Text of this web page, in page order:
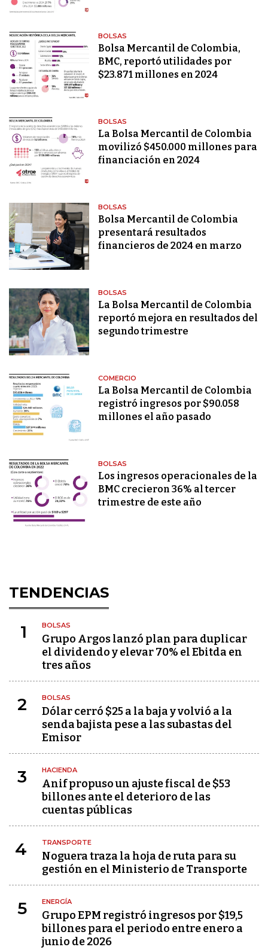
BOLSAS
Bolsa Mercantil de Colombia,
BMC, reportó utilidades por
$23.871 millones en 2024
BOLSAS
La Bolsa Mercantil de Colombia
movilizó $450.000 millones para
financiación en 2024
BOLSAS
Bolsa Mercantil de Colombia
presentará resultados
financieros de 2024 en marzo
BOLSAS
La Bolsa Mercantil de Colombia
reportó mejora en resultados del
segundo trimestre
COMERCIO
La Bolsa Mercantil de Colombia
registró ingresos por $90.058
millones el año pasado
BOLSAS
Los ingresos operacionales de la
BMC crecieron 36% al tercer
trimestre de este año
TENDENCIAS
1 BOLSAS
Grupo Argos lanzó plan para duplicar
el dividendo y elevar 70% el Ebitda en
tres años
2 BOLSAS
Dólar cerró $25 a la baja y volvió a la
senda bajista pese a las subastas del
Emisor
3 HACIENDA
Anif propuso un ajuste fiscal de $53
billones ante el deterioro de las
cuentas públicas
4 TRANSPORTE
Noguera traza la hoja de ruta para su
gestión en el Ministerio de Transporte
5 ENERGÍA
Grupo EPM registró ingresos por $19,5
billones para el periodo entre enero a
junio de 2026